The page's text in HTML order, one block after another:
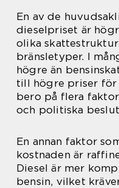
En av de
dieselpriset är
olika
bränsletyper. I
högre än
till högre priser för
bero på flera
och politiska
En annan faktor
kostnaden är
Diesel är mer
bensin, vilket